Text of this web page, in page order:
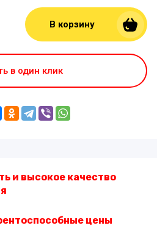
В корзину
в один клик
и высокое качество
цены